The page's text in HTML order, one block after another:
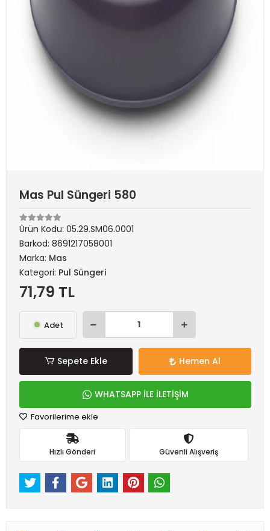
Mas Pul Süngeri 580
Ürün Kodu: 05.29.SM06.0001
Barkod: 8691217058001
Marka: Mas
Kategori: Pul Süngeri
71,79 TL
Adet
Sepete Ekle Hemen Al
WHATSAPP İLE İLETİŞİM
Favorilerime ekle
Hızlı Gönderi Güvenli Alışveriş